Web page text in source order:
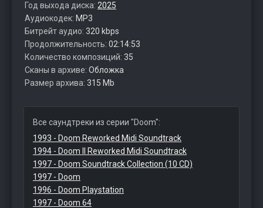
Год выхода диска: 2025
Аудиокодек: MP3
Битрейт аудио: 320 kbps
Продолжительность: 02:14:53
Количество композиций: 35
Сканы в архиве: Обложка
Размер архива: 315 Mb
Все саундтреки из серии "Doom":
1993 - Doom Reworked Midi Soundtrack
1994 - Doom II Reworked Midi Soundtrack
1997 - Doom Soundtrack Collection (10 CD)
1997 - Doom
1996 - Doom Playstation
1997 - Doom 64